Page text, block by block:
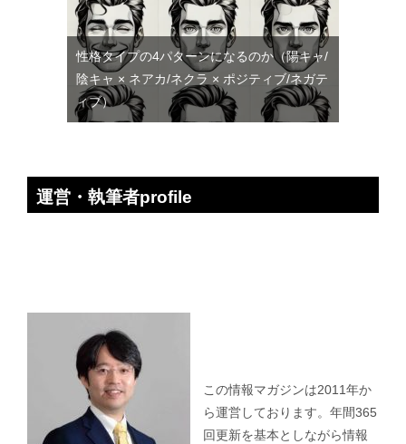
性格タイプの4パターンになるのか（陽キャ/
陰キャ × ネアカ/ネクラ × ポジティブ/ネガテ
ィブ）
運営・執筆者profile
この情報マガジンは2011年か
ら運営しております。年間365
回更新を基本としながら情報